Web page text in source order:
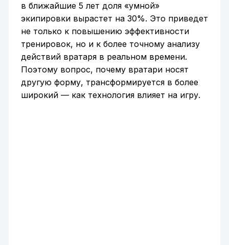
в ближайшие 5 лет доля «умной»
экипировки вырастет на 30%. Это приведет
не только к повышению эффективности
тренировок, но и к более точному анализу
действий вратаря в реальном времени.
Поэтому вопрос, почему вратари носят
другую форму, трансформируется в более
широкий — как технология влияет на игру.